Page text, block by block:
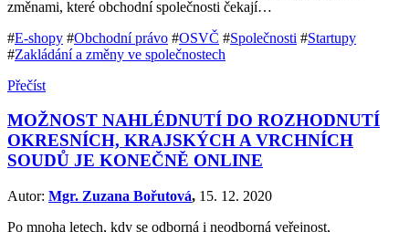
změnami, které obchodní společnosti čekají…
#E-shopy #Obchodní právo #OSVČ #Společnosti #Startupy
#Zakládání a změny ve společnostech
Přečíst
MOŽNOST NAHLÉDNUTÍ DO ROZHODNUTÍ
OKRESNÍCH, KRAJSKÝCH A VRCHNÍCH
SOUDŮ JE KONEČNĚ ONLINE
Autor: Mgr. Zuzana Bořutová, 15. 12. 2020
Po mnoha letech, kdy se odborná i neodborná veřejnost,